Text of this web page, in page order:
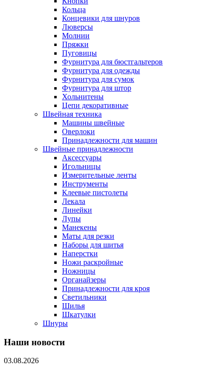
Кольца
Концевики для шнуров
Люверсы
Молнии
Пряжки
Пуговицы
Фурнитура для бюстгальтеров
Фурнитура для одежды
Фурнитура для сумок
Фурнитура для штор
Хольнитены
Цепи декоративные
Швейная техника
Машины швейные
Оверлоки
Принадлежности для машин
Швейные принадлежности
Аксессуары
Игольницы
Измерительные ленты
Инструменты
Клеевые пистолеты
Лекала
Линейки
Лупы
Манекены
Маты для резки
Наборы для шитья
Наперстки
Ножи раскройные
Ножницы
Органайзеры
Принадлежности для кроя
Светильники
Шилья
Шкатулки
Шнуры
Наши новости
03.08.2026